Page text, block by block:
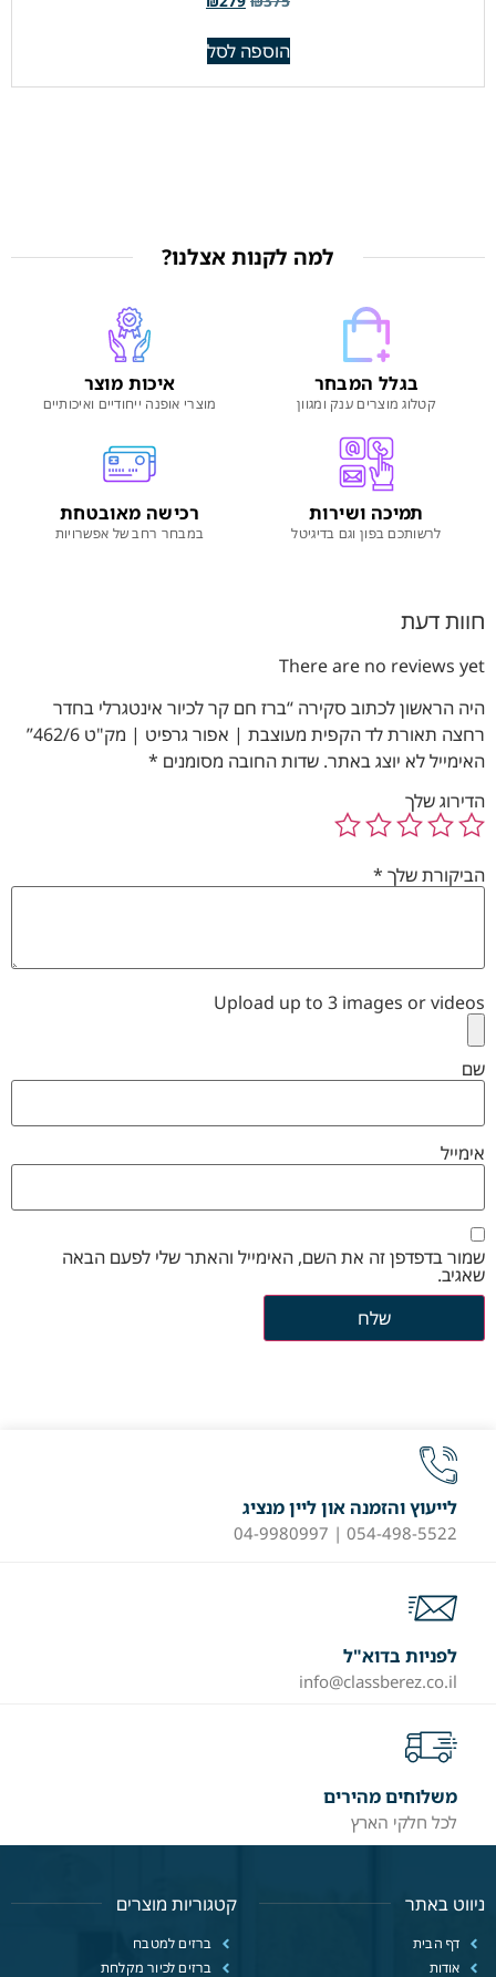
הוספה לסל
למה לקנות אצלנו?
בגלל המבחר
קטלוג מוצרים ענק ומגוון
איכות מוצר
מוצרי אופנה ייחודיים ואיכותיים
תמיכה ושירות
לרשותכם בפון וגם בדיגיטל
רכישה מאובטחת
במבחר רחב של אפשרויות
חוות דעת
There are no reviews yet
היה הראשון לכתוב סקירה “ברז חם קר לכיור אינטגרלי בחדר
רחצה תאורת לד הקפית מעוצבת | אפור גרפיט | מק"ט 462/6”
האימייל לא יוצג באתר. שדות החובה מסומנים *
הדירוג שלך
הביקורת שלך *
Upload up to 3 images or videos
שם
אימייל
שמור בדפדפן זה את השם, האימייל והאתר שלי לפעם הבאה
שאגיב.
לייעוץ והזמנה און ליין מנציג
054-498-5522 | 04-9980997
לפניות בדוא"ל
info@classberez.co.il
משלוחים מהירים
לכל חלקי הארץ
ניווט באתר
דף הבית
אודות
קטגוריות מוצרים
ברזים למטבח
ברזים לכיור מקלחת